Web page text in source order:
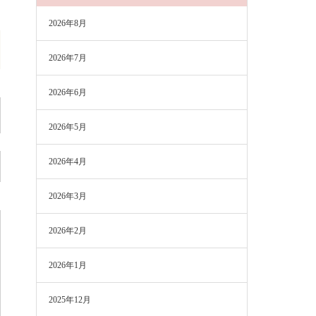
2026年8月
2026年7月
2026年6月
2026年5月
2026年4月
2026年3月
2026年2月
2026年1月
2025年12月